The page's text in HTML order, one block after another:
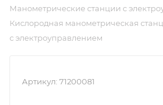
Манометрические станции с
Кислородная манометрическая
с электроуправлением
Артикул: 71200081